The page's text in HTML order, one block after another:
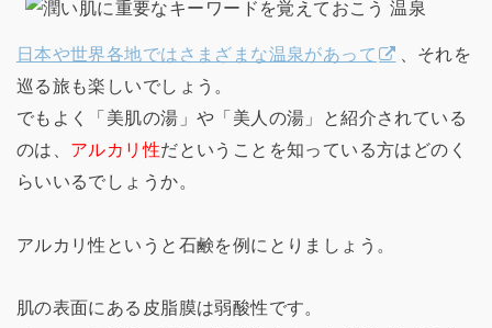
日本や世界各地ではさまざまな温泉があって
、それを
巡る旅も楽しいでしょう。
でもよく「美肌の湯」や「美人の湯」と紹介されている
のは、 アルカリ性だということを知っている方はどのく
らいいるでしょうか。
アルカリ性というと石鹸を例にとりましょう。
肌の表面にある皮脂膜は弱酸性です。